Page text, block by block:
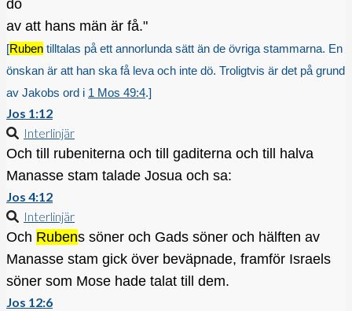
dö
av att hans män är få."
[Ruben tilltalas på ett annorlunda sätt än de övriga stammarna. En
önskan är att han ska få leva och inte dö. Troligtvis är det på grund
av Jakobs ord i 1 Mos 49:4.]
Jos 1:12
Interlinjär
Och till rubeniterna och till gaditerna och till halva
Manasse stam talade Josua och sa:
Jos 4:12
Interlinjär
Och Rubens söner och Gads söner och hälften av
Manasse stam gick över beväpnade, framför Israels
söner som Mose hade talat till dem.
Jos 12:6